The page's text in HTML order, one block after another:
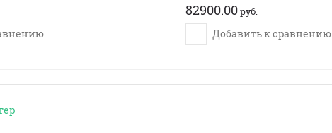
82900.00руб.
Добавить к сравнению